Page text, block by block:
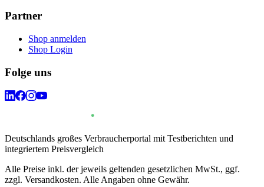
Partner
Shop anmelden
Shop Login
Folge uns
Deutschlands großes Verbraucherportal mit Testberichten und
integriertem Preisvergleich
Alle Preise inkl. der jeweils geltenden gesetzlichen MwSt., ggf.
zzgl. Versandkosten. Alle Angaben ohne Gewähr.